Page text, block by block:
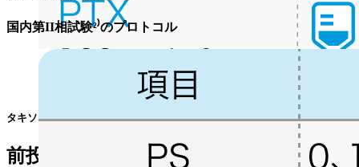
国内第II相試験²⁾のプロトコル
タキソール®電子添文 (2023年7月改訂 第2版) より作図
前投薬